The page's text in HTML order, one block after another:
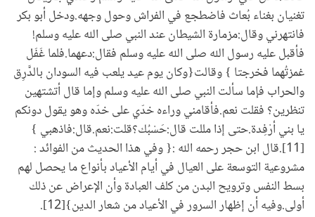
تغنيان بغناء بُعاث فاضطجع في الفراش وحول وجهه.ودخل أبو بكر
فانتهرني وقال:مزمارة الشيطان عند النبي صلى الله عليه وسلم!
فأقبل عليه رسول الله صلى الله عليه وسلم فقال:دعهما.فلما غَفَل
غمزتُهما فخرجتا } وقالت{وكان يوم عيد يلعب فيه السودان بالدَّرِق
والحراب فإما سألت النبي صلى الله عليه وسلم وإما قال أتشتهين
تنظرين؟ فقلت نعم.فأقامني وراءه خدّي على خدّه وهو يقول دونكم
يا بني أرْفِدة.حتى إذا مللت قال:حَسْبُك؟قلت:نعم.قال:فاذهبي }
[11].قال ابن حجر رحمه الله :{ وفي هذا الحديث من الفوائد :
مشروعية التوسعة على العيال في أيام الأعياد بأنواع ما يحصل لهم
بسط النفس وترويح البدن من كلف العبادة وأن الإعراض عن ذلك
أولى.وفيه أن إظهار السرور في الأعياد من شعار الدين}[12].